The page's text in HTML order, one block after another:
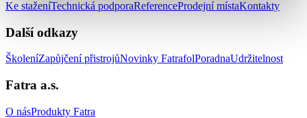
Ke staženíTechnická podporaReferenceProdejní místaKontakty
Další odkazy
ŠkoleníZapůjčení přistrojůNovinky FatrafolPoradnaUdržitelnost
Fatra a.s.
O násProdukty Fatra